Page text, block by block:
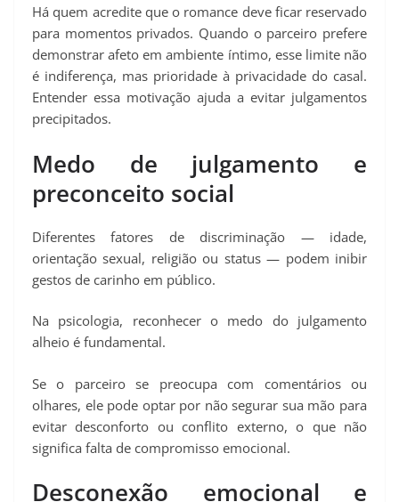
Há quem acredite que o romance deve ficar reservado
para momentos privados. Quando o parceiro prefere
demonstrar afeto em ambiente íntimo, esse limite não
é indiferença, mas prioridade à privacidade do casal.
Entender essa motivação ajuda a evitar julgamentos
precipitados.
Medo de julgamento e
preconceito social
Diferentes fatores de discriminação — idade,
orientação sexual, religião ou status — podem inibir
gestos de carinho em público.
Na psicologia, reconhecer o medo do julgamento
alheio é fundamental.
Se o parceiro se preocupa com comentários ou
olhares, ele pode optar por não segurar sua mão para
evitar desconforto ou conflito externo, o que não
significa falta de compromisso emocional.
Desconexão emocional e